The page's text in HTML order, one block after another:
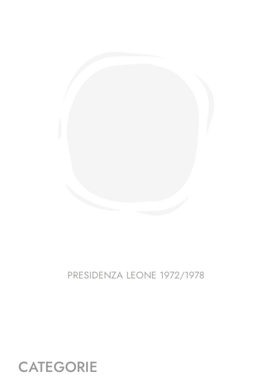
PRESIDENZA LEONE 1972/1978
CATEGORIE